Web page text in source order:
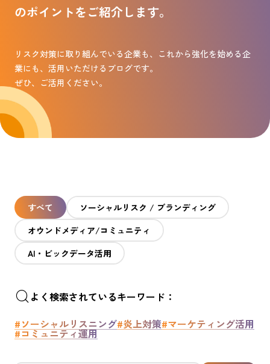
のポイントをご紹介します。
リスク対策に取り組んでいる企業も、これから強化を始める企
業にも、活用いただけるブログです。
ぜひ、ご活用ください。
すべて
ソーシャルリスク / ブランディング
オウンドメディア/コミュニティ
AI・ビックデータ活用
よく検索されているキーワード：
#ソーシャルリスニング#炎上対策#マーケティング活用
#コミュニティ運用